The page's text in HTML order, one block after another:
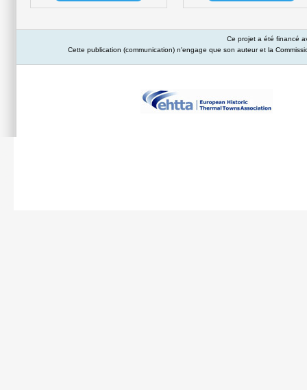
Ce projet a été financé
Cette publication (communication) n'engage que son auteur et la